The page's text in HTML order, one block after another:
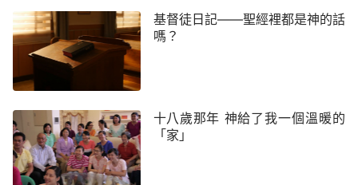
們說謊，我們不能讓神傷心失望呀，你說是不是？」
聽了媽媽的話，我感到臉上滾燙滾燙的，覺得自己做
了一件虧心事，我問媽媽：「可什麼是詭詐人呢？我
不明白。」媽媽告訴我說：「詭詐人就是心裡藏著壞
信他的人。」我說：「噢，原來詭詐人有壞心眼，做
錯了事還裝好人，這樣的人太可怕了，我不要做那樣
的人。」媽媽說：「你不要做那樣的人，那你就得跟
基督徒日記——聖經裡都是神的話
嗎？
十八歲那年 神給了我一個溫暖的
「家」